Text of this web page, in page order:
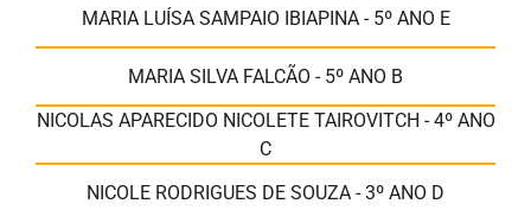
MARIA LUÍSA SAMPAIO IBIAPINA - 5º ANO E
MARIA SILVA FALCÃO - 5º ANO B
NICOLAS APARECIDO NICOLETE TAIROVITCH - 4º ANO
C
NICOLE RODRIGUES DE SOUZA - 3º ANO D